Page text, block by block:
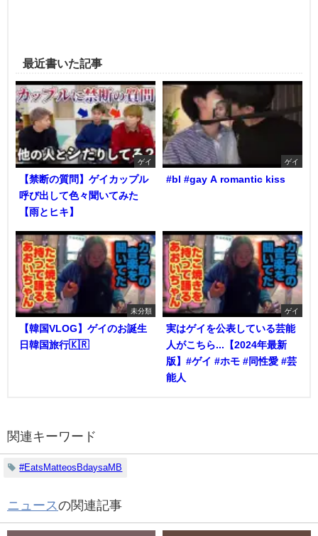
最近書いた記事
ゲイ
【禁断の質問】ゲイカップル
呼び出して色々聞いてみた
【雨とヒキ】
ゲイ
#bl #gay A romantic kiss
未分類
【韓国VLOG】ゲイのお誕生
日韓国旅行🇰🇷
ゲイ
実はゲイを公表している芸能
人がこちら...【2024年最新
版】#ゲイ #ホモ #同性愛 #芸
能人
関連キーワード
#EatsMatteosBdaysaMB
ニュースの関連記事